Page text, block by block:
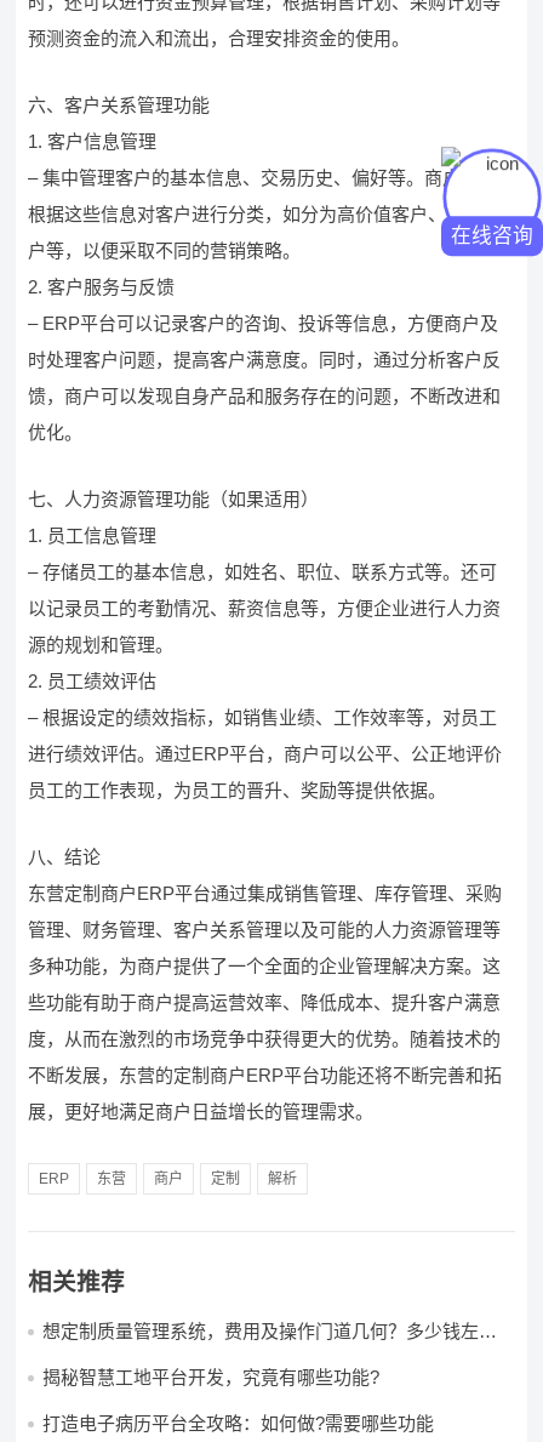
预测资金的流入和流出，合理安排资金的使用。
六、客户关系管理功能
1. 客户信息管理
– 集中管理客户的基本信息、交易历史、偏好等。商户可以
根据这些信息对客户进行分类，如分为高价值客户、普通客
户等，以便采取不同的营销策略。
2. 客户服务与反馈
– ERP平台可以记录客户的咨询、投诉等信息，方便商户及
时处理客户问题，提高客户满意度。同时，通过分析客户反
馈，商户可以发现自身产品和服务存在的问题，不断改进和
优化。
七、人力资源管理功能（如果适用）
1. 员工信息管理
– 存储员工的基本信息，如姓名、职位、联系方式等。还可
以记录员工的考勤情况、薪资信息等，方便企业进行人力资
源的规划和管理。
2. 员工绩效评估
– 根据设定的绩效指标，如销售业绩、工作效率等，对员工
进行绩效评估。通过ERP平台，商户可以公平、公正地评价
员工的工作表现，为员工的晋升、奖励等提供依据。
八、结论
东营定制商户ERP平台通过集成销售管理、库存管理、采购
管理、财务管理、客户关系管理以及可能的人力资源管理等
多种功能，为商户提供了一个全面的企业管理解决方案。这
些功能有助于商户提高运营效率、降低成本、提升客户满意
度，从而在激烈的市场竞争中获得更大的优势。随着技术的
不断发展，东营的定制商户ERP平台功能还将不断完善和拓
展，更好地满足商户日益增长的管理需求。
ERP 东营 商户 定制 解析
相关推荐
想定制质量管理系统，费用及操作门道几何？多少钱左右
揭秘智慧工地平台开发，究竟有哪些功能?
打造电子病历平台全攻略：如何做?需要哪些功能
在线咨询